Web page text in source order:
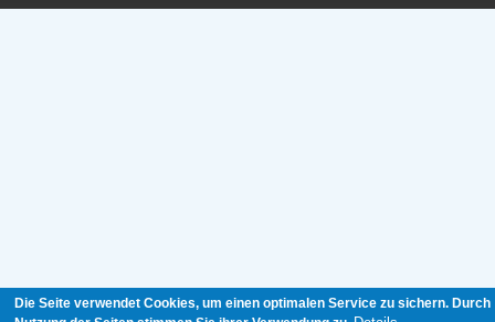
Die Seite verwendet Cookies, um einen optimalen Service zu sichern. Durch